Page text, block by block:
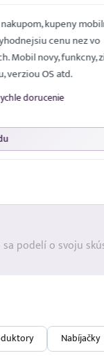
kupeny
cenu nez vo
Mobil novy, funkcny,
verziou OS atd.
dorucenie
podelí o svoju
Nabíjačky